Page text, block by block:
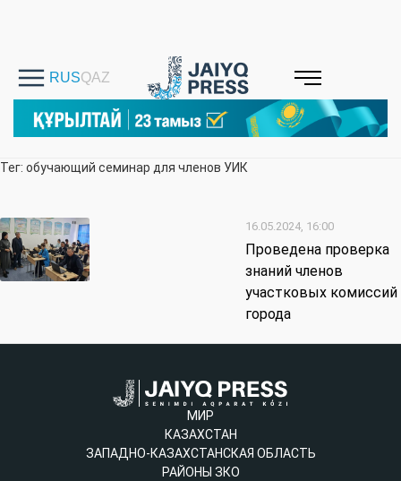
Тег: обучающий семинар для членов УИК
16.05.2024, 16:00
Проведена проверка
знаний членов
участковых комиссий
города
МИР
КАЗАХСТАН
ЗАПАДНО-КАЗАХСТАНСКАЯ ОБЛАСТЬ
РАЙОНЫ ЗКО